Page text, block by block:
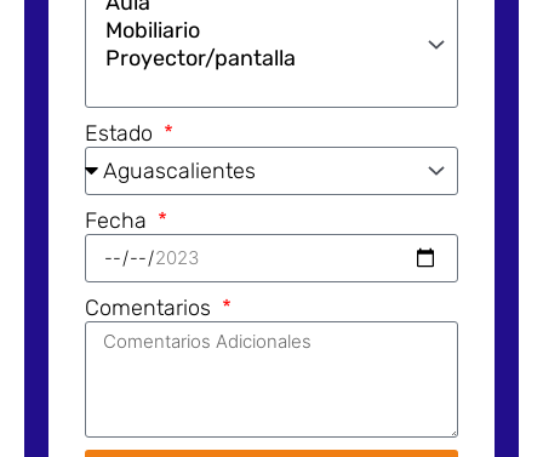
Estado
Fecha
Comentarios